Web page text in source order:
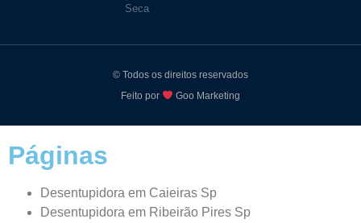
Seca
© Todos os direitos reservados
Feito por
Goo Marketing
Páginas
Desentupidora em Caieiras Sp
Desentupidora em Ribeirão Pires Sp